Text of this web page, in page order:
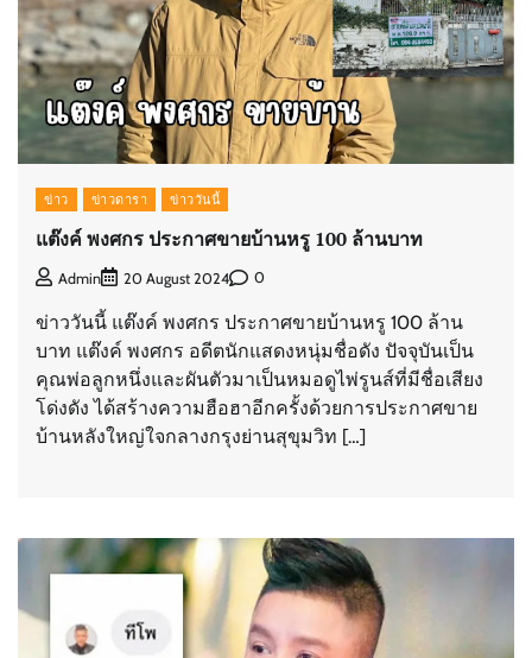
ข่าว ข่าวดารา ข่าววันนี้
แต๊งค์ พงศกร ประกาศขายบ้านหรู 100 ล้านบาท
Admin 20 August 2024 0
ข่าววันนี้ แต๊งค์ พงศกร ประกาศขายบ้านหรู 100 ล้าน
บาท แต๊งค์ พงศกร อดีตนักแสดงหนุ่มชื่อดัง ปัจจุบันเป็น
คุณพ่อลูกหนึ่งและผันตัวมาเป็นหมอดูไพ่รูนส์ที่มีชื่อเสียง
โด่งดัง ได้สร้างความฮือฮาอีกครั้งด้วยการประกาศขาย
บ้านหลังใหญ่ใจกลางกรุงย่านสุขุมวิท […]